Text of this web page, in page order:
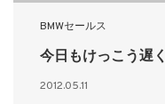
BMWセールス
今日もけっこう遅
2012.05.11